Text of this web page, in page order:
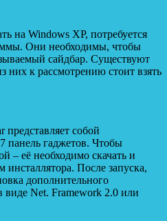
на Windows XP, потребуется
Они необходимы, чтобы
сайдбар. Существуют
них к рассмотрению стоит взять
собой
панель гаджетов. Чтобы
– её необходимо скачать и
инсталлятора. После запуска,
дополнительного
виде Net. Framework 2.0 или